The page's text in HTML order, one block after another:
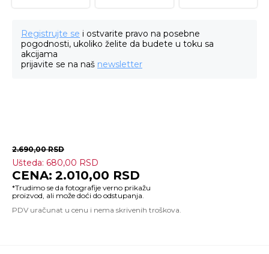
Registrujte se i ostvarite pravo na posebne
pogodnosti, ukoliko želite da budete u toku sa
akcijama
prijavite se na naš newsletter
2.690,00RSD
Ušteda: 680,00 RSD
2.010,00 RSD